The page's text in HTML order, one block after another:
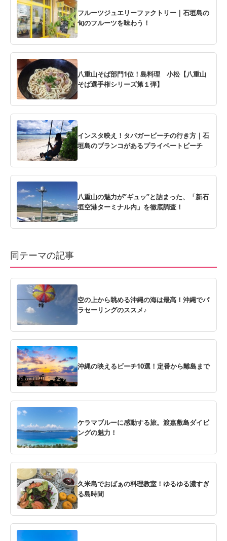
フルーツジュエリーファクトリー｜石垣島の
旬のフルーツを味わう！
八重山そば部門1位！島料理 小松【八重山
そば選手権シリーズ第１弾】
インスタ映え！タバガービーチの行き方｜石
垣島のブランコがあるプライベートビーチ
八重山の魅力が”ギュッ”と詰まった、「新石
垣空港ターミナル内」を徹底調査！
同テーマの記事
空の上から眺める沖縄の海は最高！沖縄でパ
ラセーリングのススメ♪
沖縄の映えるビーチ10選！定番から離島まで
ケラマブルーに感動する旅。渡嘉敷島ダイビ
ングの魅力！
久米島でおばぁの料理教室！ゆるゆる濃すぎ
る島時間